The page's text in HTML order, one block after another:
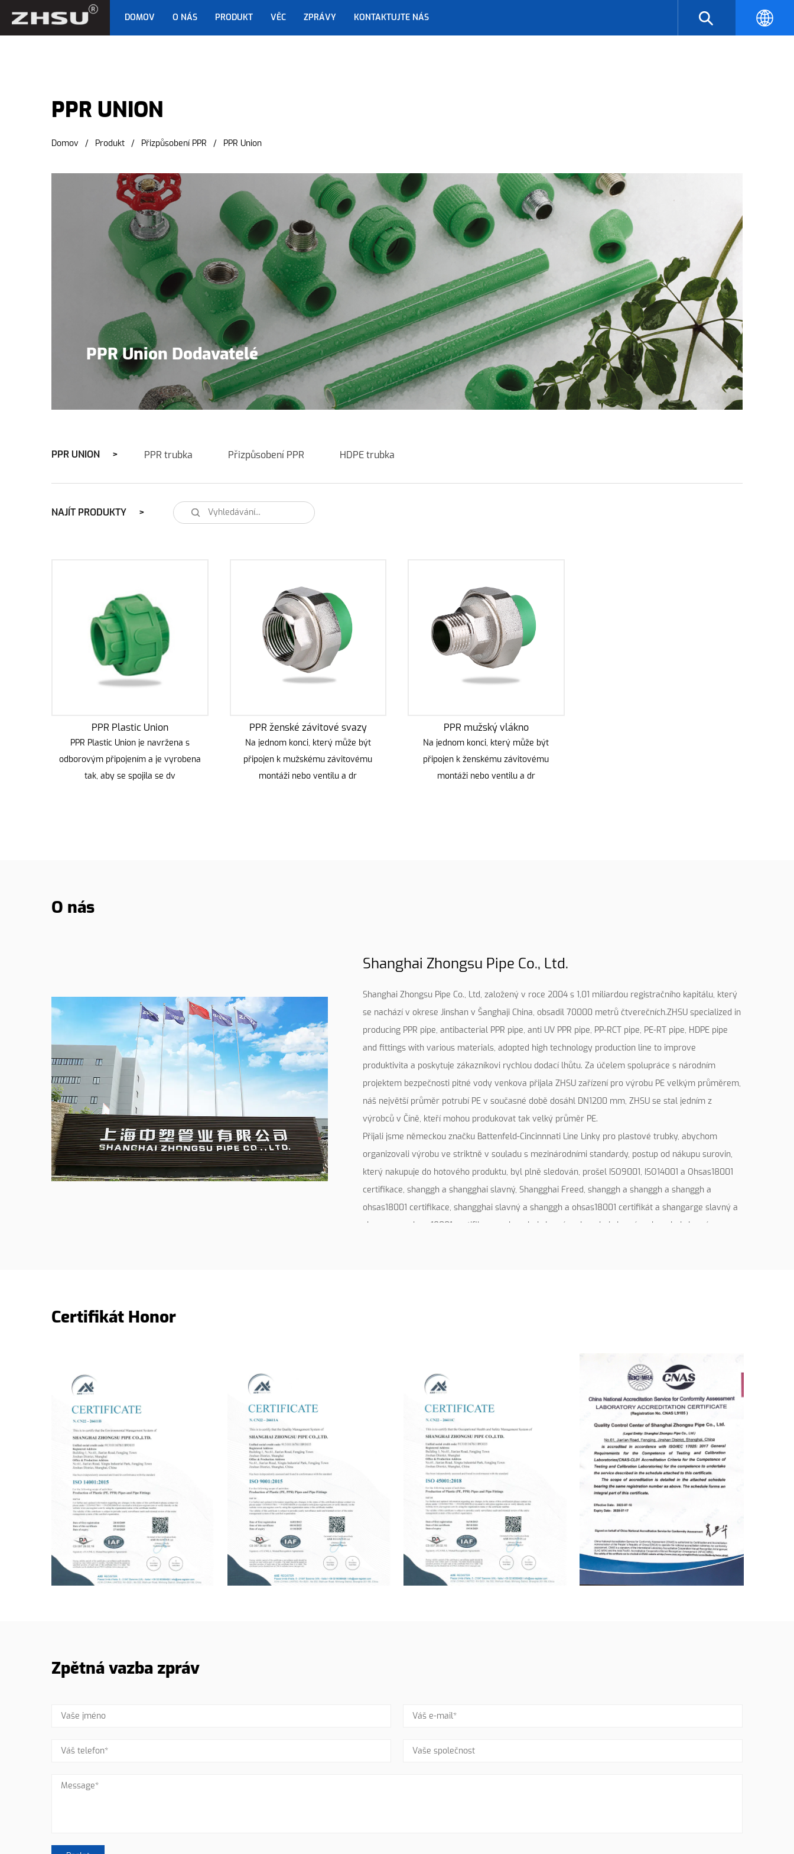
DOMOV O NÁS PRODUKT VĚC ZPRÁVY KONTAKTUJTE NÁS
PPR UNION
PPR UNION
Domov / Produkt / Přizpůsobení PPR / PPR Union
PPR Union Dodavatelé
PPR UNION PPR trubka Přizpůsobení PPR HDPE trubka
NAJÍT PRODUKTY
PPR Plastic Union
PPR Plastic Union je navržena s
odborovým připojením a je vyrobena
tak, aby se spojila se dv
PPR ženské závitové svazy
Na jednom konci, který může být
připojen k mužskému závitovému
montáži nebo ventilu a dr
PPR mužský vlákno
Na jednom konci, který může být
připojen k ženskému závitovému
montáži nebo ventilu a dr
O nás
Shanghai Zhongsu Pipe Co., Ltd.
Shanghai Zhongsu Pipe Co., Ltd, založený v roce 2004 s 1,01 miliardou registračního kapitálu, který
se nachází v okrese Jinshan v Šanghaji China, obsadil 70000 metrů čtverečních.ZHSU specialized in
producing PPR pipe, antibacterial PPR pipe, anti UV PPR pipe, PP-RCT pipe, PE-RT pipe, HDPE pipe
and fittings with various materials, adopted high technology production line to improve
produktivita a poskytuje zákazníkovi rychlou dodací lhůtu. Za účelem spolupráce s národním
projektem bezpečnosti pitné vody venkova přijala ZHSU zařízení pro výrobu PE velkým průměrem,
náš největší průměr potrubí PE v současné době dosáhl DN1200 mm, ZHSU se stal jedním z
výrobců v Číně, kteří mohou produkovat tak velký průměr PE.
Přijali jsme německou značku Battenfeld-Cincinnnati Line Linky pro plastové trubky, abychom
organizovali výrobu ve striktně v souladu s mezinárodními standardy, postup od nákupu surovin,
který nakupuje do hotového produktu, byl plně sledován, prošel ISO9001, ISO14001 a Ohsas18001
certifikace, shanggh a shangghai slavný, Shangghai Freed, shanggh a shanggh a shanggh a
ohsas18001 certifikace, shangghai slavný a shanggh a ohsas18001 certifikát a shangarge slavný a
shangarg a ohsas18001 certifikace a shanghai slavný a shanghai slavný a shanghai slavný a
Certifikát Honor
Zpětná vazba zpráv